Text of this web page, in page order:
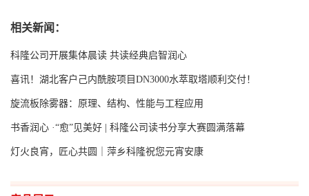
相关新闻：
科隆公司开展集体晨读 共读经典启智润心
喜讯！湖北客户己内酰胺项目DN3000水萃取塔顺利交付！
旋流板除雾器：原理、结构、性能与工程应用
书香润心 ·“愈”见美好 | 科隆公司读书分享大赛圆满落幕
灯火良宵，匠心共圆｜萍乡科隆祝您元宵安康